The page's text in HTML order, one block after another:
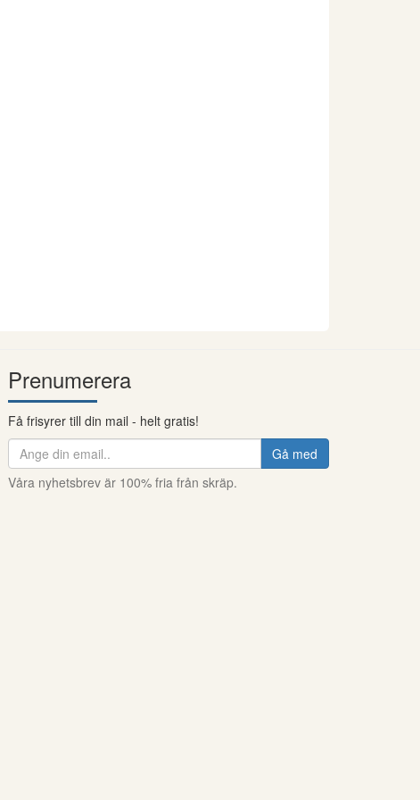
Prenumerera
Få frisyrer till din mail - helt gratis!
Gå med
Våra nyhetsbrev är 100% fria från skräp.